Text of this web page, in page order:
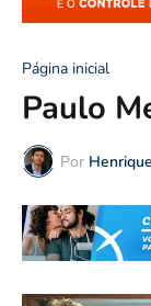
Página inicial
Paulo
Por